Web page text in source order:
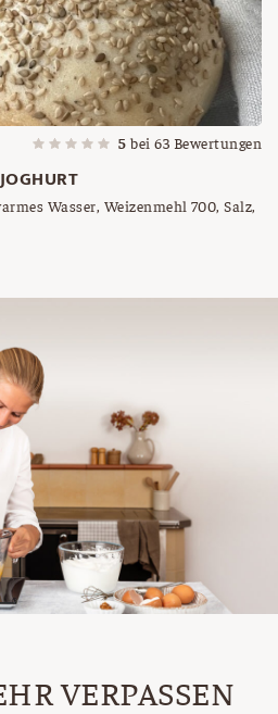
5 bei63 Bewertungen
Wasser, Weizenmehl 700, Salz,
VERPASSEN